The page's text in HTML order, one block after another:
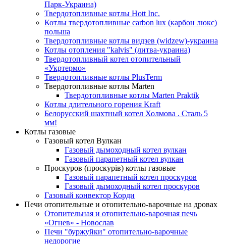
Парк-Украина)
Твердотопливные котлы Hott Inc.
Котлы твердотопливные carbon lux (карбон люкс)
польша
Твердотопливные котлы видзев (widzew)-украина
Котлы отопления "kalvis" (литва-украина)
Твердотопливный котел отопительный
«Укртермо»
Твердотопливные котлы PlusTerm
Твердотопливные котлы Marten
Твердотопливные котлы Marten Praktik
Котлы длительного горения Kraft
Белорусский шахтный котел Холмова . Сталь 5
мм!
Котлы газовые
Газовый котел Вулкан
Газовый дымоходный котел вулкан
Газовый парапетный котел вулкан
Проскуров (проскурiв) котлы газовые
Газовый парапетный котел проскуров
Газовый дымоходный котел проскуров
Газовый конвектор Корди
Печи отопительные и отопительно-варочные на дровах
Отопительная и отопительно-варочная печь
«Огнев» - Новослав
Печи "буржуйки" отопительно-варочные
недорогие